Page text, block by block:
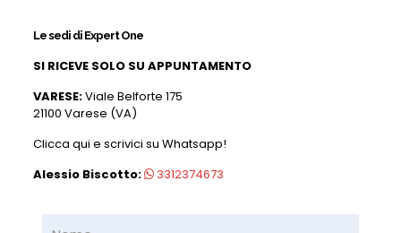
Le sedi di Expert One
SI RICEVE SOLO SU APPUNTAMENTO
VARESE:Viale Belforte 175
21100 Varese (VA)
Clicca qui e scrivici su Whatsapp!
Alessio Biscotto:
3312374673